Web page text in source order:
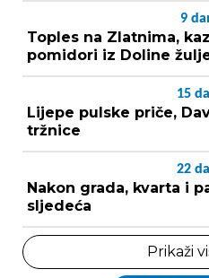
9
Toples na Zlatnima,
pomidori iz Doline
15
Lijepe pulske priče,
tržnice
22
Nakon grada, kvarta i
sljedeća
Prikaži